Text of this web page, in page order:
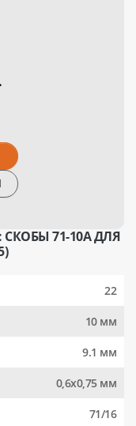
71-10А ДЛЯ
22
10 мм
9.1 мм
0,6x0,75 мм
71/16